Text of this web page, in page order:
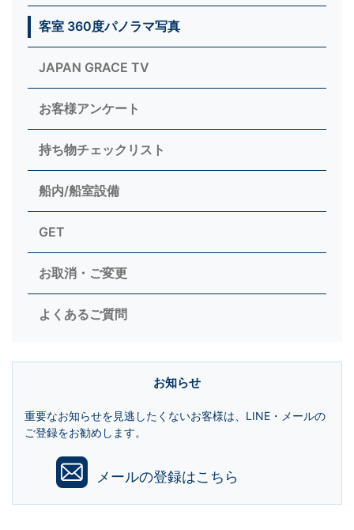
客室 360度パノラマ写真
JAPAN GRACE TV
お客様アンケート
持ち物チェックリスト
船内/船室設備
GET
お取消・ご変更
よくあるご質問
お知らせ
重要なお知らせを見逃したくないお客様は、LINE・メールの
ご登録をお勧めします。
メールの登録はこちら